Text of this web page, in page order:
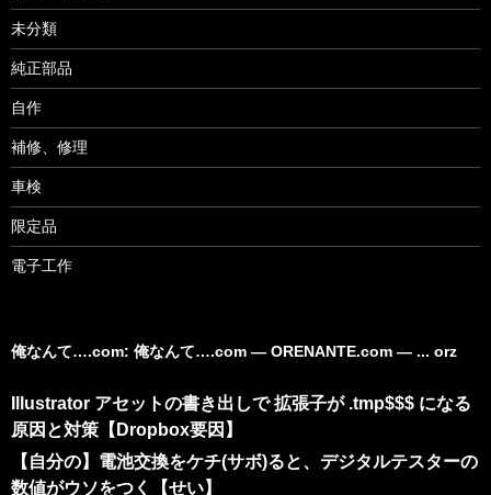
未分類
純正部品
自作
補修、修理
車検
限定品
電子工作
俺なんて….com: 俺なんて….com ― ORENANTE.com ― ... orz
Illustrator アセットの書き出しで 拡張子が .tmp$$$ になる
原因と対策【Dropbox要因】
【自分の】電池交換をケチ(サボ)ると、デジタルテスターの
数値がウソをつく【せい】